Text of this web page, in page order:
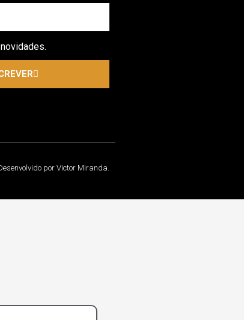
por Victor Miranda.